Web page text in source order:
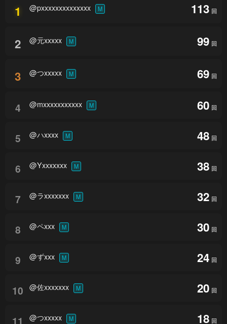
1 @pxxxxxxxxxxxxxx M 113 回
2 @元xxxxx M 99 回
3 @つxxxxx M 69 回
4 @mxxxxxxxxxxx M 60 回
5 @ハxxxx M 48 回
6 @Yxxxxxxx M 38 回
7 @ラxxxxxxx M 32 回
8 @ペxxx M 30 回
9 @ずxxx M 24 回
10 @佐xxxxxxx M 20 回
11 @つxxxxx M 18 回